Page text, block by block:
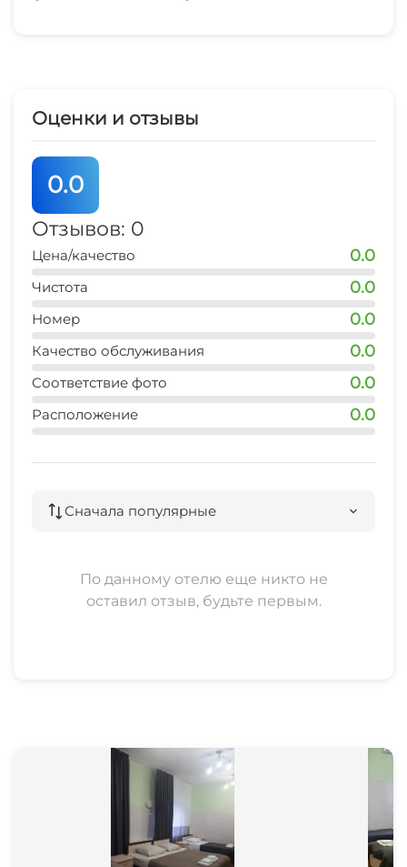
Оценки и отзывы
0.0
Отзывов: 0
Цена/качество 0.0
Чистота 0.0
Номер 0.0
Качество обслуживания 0.0
Соответствие фото 0.0
Расположение 0.0
Сначала популярные
По данному отелю еще никто не
оставил отзыв, будьте первым.